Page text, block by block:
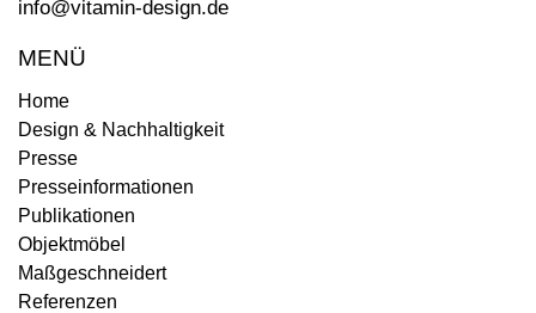
info@vitamin-design.de
MENÜ
Home
Design & Nachhaltigkeit
Presse
Presseinformationen
Publikationen
Objektmöbel
Maßgeschneidert
Referenzen